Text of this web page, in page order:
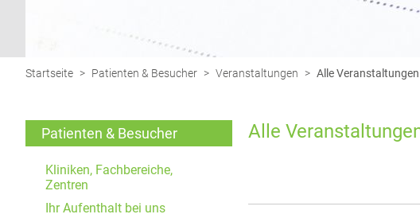
Startseite > Patienten & Besucher > Veranstaltungen > Alle Veranstaltungen
Patienten & Besucher
Kliniken, Fachbereiche,
Zentren
Ihr Aufenthalt bei uns
Alle
ausgewählten Einverständnis-
Cookie
Laufzeit: